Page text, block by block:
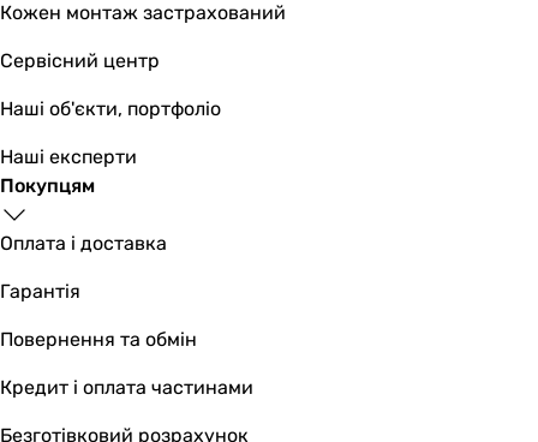
9 328грн
Основні характеристики
зворотний осмос
зворотний осмос
Кожен монтаж застрахований
Сервісний центр
Наші об'єкти, портфоліо
Наші експерти
Покупцям
Оплата і доставка
Гарантія
Повернення та обмін
Кредит і оплата частинами
Безготівковий розрахунок